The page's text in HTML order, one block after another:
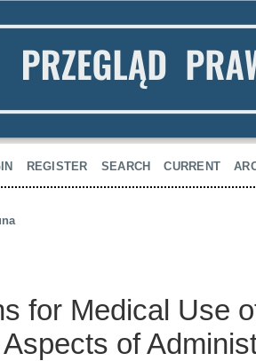
REGISTER SEARCH CURRENT
for Medical Use
of